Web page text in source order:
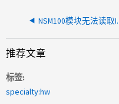
推荐文章
标签
specialty:hw